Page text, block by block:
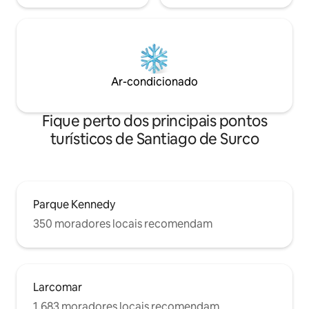
Ar-condicionado
Fique perto dos principais pontos
turísticos de Santiago de Surco
Parque Kennedy
350 moradores locais recomendam
Larcomar